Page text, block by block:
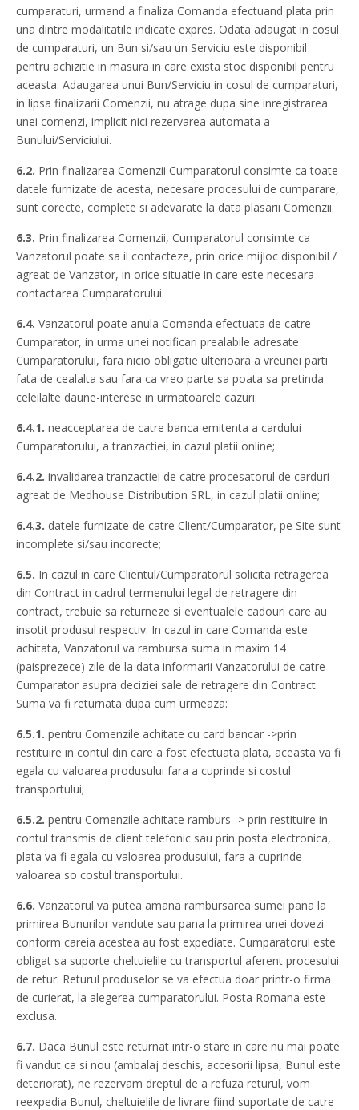
cumparaturi, urmand a finaliza Comanda efectuand plata prin
una dintre modalitatile indicate expres. Odata adaugat in cosul
de cumparaturi, un Bun si/sau un Serviciu este disponibil
pentru achizitie in masura in care exista stoc disponibil pentru
aceasta. Adaugarea unui Bun/Serviciu in cosul de cumparaturi,
in lipsa finalizarii Comenzii, nu atrage dupa sine inregistrarea
unei comenzi, implicit nici rezervarea automata a
Bunului/Serviciului.
6.2. Prin finalizarea Comenzii Cumparatorul consimte ca toate
datele furnizate de acesta, necesare procesului de cumparare,
sunt corecte, complete si adevarate la data plasarii Comenzii.
6.3. Prin finalizarea Comenzii, Cumparatorul consimte ca
Vanzatorul poate sa il contacteze, prin orice mijloc disponibil /
agreat de Vanzator, in orice situatie in care este necesara
contactarea Cumparatorului.
6.4. Vanzatorul poate anula Comanda efectuata de catre
Cumparator, in urma unei notificari prealabile adresate
Cumparatorului, fara nicio obligatie ulterioara a vreunei parti
fata de cealalta sau fara ca vreo parte sa poata sa pretinda
celeilalte daune-interese in urmatoarele cazuri:
6.4.1. neacceptarea de catre banca emitenta a cardului
Cumparatorului, a tranzactiei, in cazul platii online;
6.4.2. invalidarea tranzactiei de catre procesatorul de carduri
agreat de Medhouse Distribution SRL, in cazul platii online;
6.4.3. datele furnizate de catre Client/Cumparator, pe Site sunt
incomplete si/sau incorecte;
6.5. In cazul in care Clientul/Cumparatorul solicita retragerea
din Contract in cadrul termenului legal de retragere din
contract, trebuie sa returneze si eventualele cadouri care au
insotit produsul respectiv. In cazul in care Comanda este
achitata, Vanzatorul va rambursa suma in maxim 14
(paisprezece) zile de la data informarii Vanzatorului de catre
Cumparator asupra deciziei sale de retragere din Contract.
Suma va fi returnata dupa cum urmeaza:
6.5.1. pentru Comenzile achitate cu card bancar ->prin
restituire in contul din care a fost efectuata plata, aceasta va fi
egala cu valoarea produsului fara a cuprinde si costul
transportului;
6.5.2. pentru Comenzile achitate ramburs -> prin restituire in
contul transmis de client telefonic sau prin posta electronica,
plata va fi egala cu valoarea produsului, fara a cuprinde
valoarea so costul transportului.
6.6. Vanzatorul va putea amana rambursarea sumei pana la
primirea Bunurilor vandute sau pana la primirea unei dovezi
conform careia acestea au fost expediate. Cumparatorul este
obligat sa suporte cheltuielile cu transportul aferent procesului
de retur. Returul produselor se va efectua doar printr-o firma
de curierat, la alegerea cumparatorului. Posta Romana este
exclusa.
6.7. Daca Bunul este returnat intr-o stare in care nu mai poate
fi vandut ca si nou (ambalaj deschis, accesorii lipsa, Bunul este
deteriorat), ne rezervam dreptul de a refuza returul, vom
reexpedia Bunul, cheltuielile de livrare fiind suportate de catre